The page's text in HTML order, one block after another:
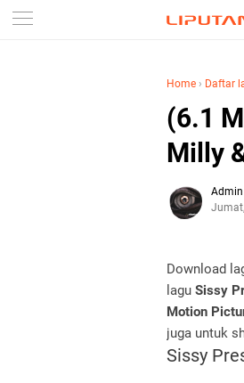
Home › Daftar
(6.1
Milly
Admin
Download
lagu Sissy
Motion
juga untuk
Sissy